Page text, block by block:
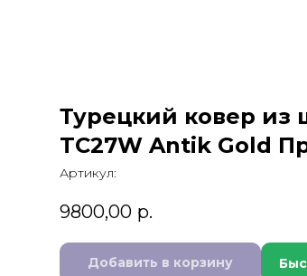
Турецкий ковер из
TC27W Antik Gold
Артикул:
9800,00 р.
Добавить в корзину